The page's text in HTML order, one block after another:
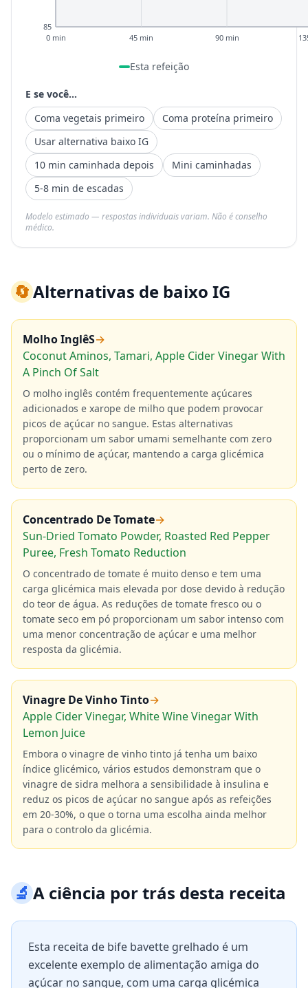
85
0 min 45 min 90 min
Esta refeição
E se você...
Coma vegetais primeiro
Coma proteína primeiro
Usar alternativa baixo IG
10 min caminhada depois
Mini caminhadas
5-8 min de escadas
Modelo estimado — respostas individuais variam. Não é conselho
médico.
🔄Alternativas de baixo IG
Molho InglêS→
Coconut Aminos, Tamari, Apple Cider Vinegar With
A Pinch Of Salt
O molho inglês contém frequentemente açúcares
adicionados e xarope de milho que podem provocar
picos de açúcar no sangue. Estas alternativas
proporcionam um sabor umami semelhante com zero
ou o mínimo de açúcar, mantendo a carga glicémica
perto de zero.
Concentrado De Tomate→
Sun-Dried Tomato Powder, Roasted Red Pepper
Puree, Fresh Tomato Reduction
O concentrado de tomate é muito denso e tem uma
carga glicémica mais elevada por dose devido à redução
do teor de água. As reduções de tomate fresco ou o
tomate seco em pó proporcionam um sabor intenso com
uma menor concentração de açúcar e uma melhor
resposta da glicémia.
Vinagre De Vinho Tinto→
Apple Cider Vinegar, White Wine Vinegar With
Lemon Juice
Embora o vinagre de vinho tinto já tenha um baixo
índice glicémico, vários estudos demonstram que o
vinagre de sidra melhora a sensibilidade à insulina e
reduz os picos de açúcar no sangue após as refeições
em 20-30%, o que o torna uma escolha ainda melhor
para o controlo da glicémia.
🔬A ciência por trás desta receita
Esta receita de bife bavette grelhado é um
excelente exemplo de alimentação amiga do
açúcar no sangue, com uma carga glicémica